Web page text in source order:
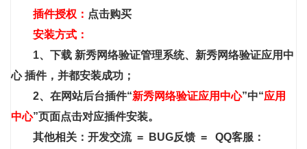
插件授权： 点击购买
安装方式：
1、下载 新秀网络验证管理系统、 新秀网络验证应用中
心 插件，并都安装成功；
2、在网站后台插件“新秀网络验证应用中心”中“应用
中心”页面点击对应插件安装。
其他相关： 开发交流= BUG反馈 =
QQ客服：